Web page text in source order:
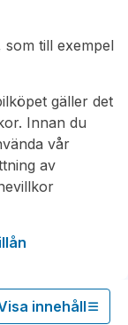
till exempel
gäller det
Innan du
vår
av
innehåll